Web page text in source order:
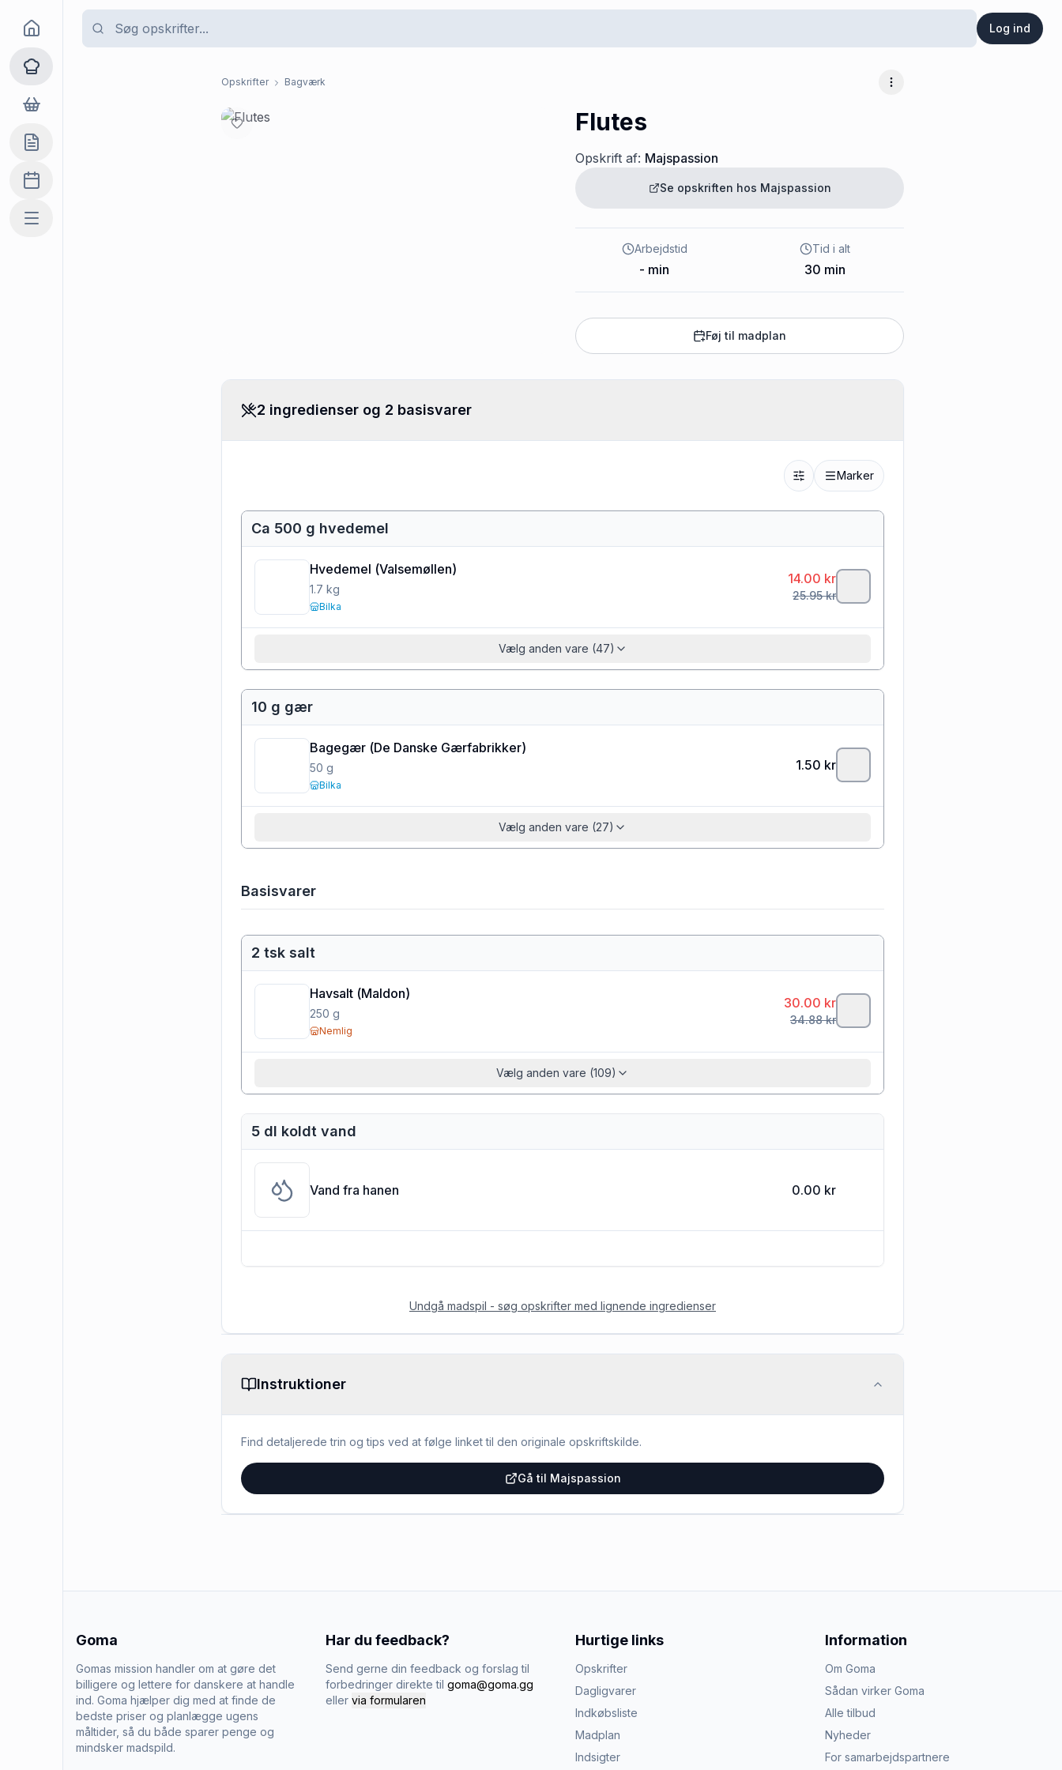
Log ind
Goma
Opskrifter
Dagligvarer
Indkøbslisten
Madplan
Mere
Opskrifter Bagværk Flere muligheder
Flutes
Opskrift af: Majspassion
Se opskriften hos Majspassion
Arbejdstid
- min
Tid i alt
30 min
Føj til madplan
2 ingredienser og 2 basisvarer
Marker
Ca 500 g hvedemel
Hvedemel (Valsemøllen)
1.7 kg
Bilka
14.00 kr
25.95kr
Vælg anden vare (47)
10 g gær
Bagegær (De Danske Gærfabrikker)
50 g
Bilka
1.50 kr
Vælg anden vare (27)
Basisvarer
2 tsk salt
Havsalt (Maldon)
250 g
Nemlig
30.00 kr
34.88kr
Vælg anden vare (109)
5 dl koldt vand
Vand fra hanen 0.00 kr
Undgå madspil - søg opskrifter med lignende ingredienser
Instruktioner
Find detaljerede trin og tips ved at følge linket til den originale opskriftskilde.
Gå til Majspassion
Goma
Gomas mission handler om at gøre det
billigere og lettere for danskere at handle
ind. Goma hjælper dig med at finde de
bedste priser og planlægge ugens
måltider, så du både sparer penge og
mindsker madspild.
Har du feedback?
Send gerne din feedback og forslag til
forbedringer direkte til goma@goma.gg
eller via formularen
Hurtige links
Opskrifter
Dagligvarer
Indkøbsliste
Madplan
Indsigter
Information
Om Goma
Sådan virker Goma
Alle tilbud
Nyheder
For samarbejdspartnere